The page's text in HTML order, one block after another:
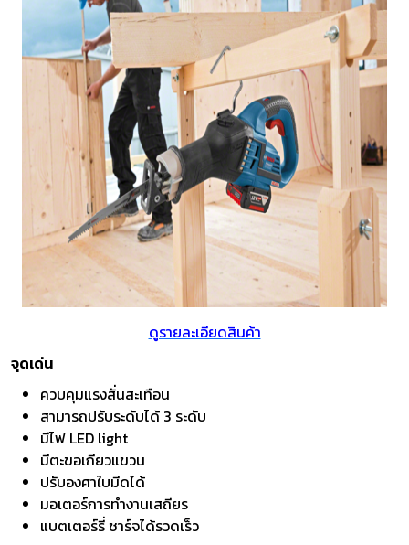
ดูรายละเอียดสินค้า
จุดเด่น
ควบคุมแรงสั่นสะเทือน
สามารถปรับระดับได้ 3 ระดับ
มีไฟ LED light
มีตะขอเกียวแขวน
ปรับองศาใบมีดได้
มอเตอร์การทำงานเสถียร
แบตเตอร์รี่ ชาร์จได้รวดเร็ว